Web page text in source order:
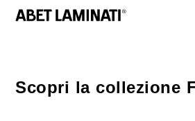
Scopri la collezione